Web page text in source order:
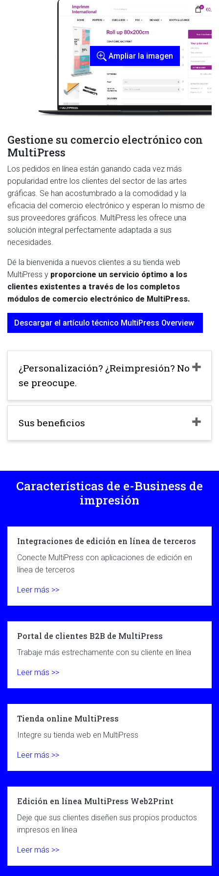
Gestione su comercio electrónico con
MultiPress
Los pedidos en línea están ganando cada vez más
popularidad entre los clientes del sector de las artes
gráficas. Se han acostumbrado a la comodidad y la
eficacia del comercio electrónico y esperan lo mismo de
sus proveedores gráficos. MultiPress les ofrece una
solución integral perfectamente adaptada a sus
necesidades.
Dé la bienvenida a nuevos clientes a su tienda web
MultiPress y proporcione un servicio óptimo a los
clientes existentes a través de los completos
módulos de comercio electrónico de MultiPress.
Descargar el artículo técnico MultiPress Overview
¿Personalización? ¿Reimpresión? No
se preocupe.
Sus beneficios
Ampliar la imagen
Características de e-Business de
impresión
Integraciones de edición en línea de terceros
Conecte MultiPress con aplicaciones de edición en
línea de terceros
Leer más >>
Portal de clientes B2B de MultiPress
Trabaje más estrechamente con su cliente en línea
Leer más >>
Tienda online MultiPress
Integre su tienda web en MultiPress
Leer más >>
Edición en línea MultiPress Web2Print
Deje que sus clientes diseñen sus propios productos
impresos en línea
Leer más >>